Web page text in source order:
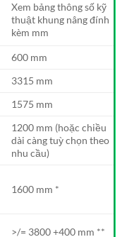
Xem bảng thông số kỹ
thuật khung nâng đính
kèm mm
600 mm
3315 mm
1575 mm
1200 mm (hoặc chiều
dài càng tuỳ chọn theo
nhu cầu)
1600 mm *
>/= 3800 +400 mm **